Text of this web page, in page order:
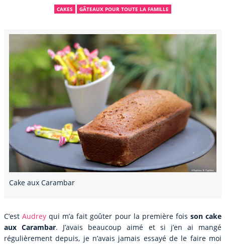
CAKES GÂTEAUX POUR TOUTE LA FAMILLE
Cake aux Carambar
C’estAudrey qui m’a fait goûter pour la première fois son cake
aux Carambar. J’avais beaucoup aimé et si j’en ai mangé
régulièrement depuis, je n’avais jamais essayé de le faire moi